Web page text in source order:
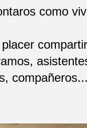
como